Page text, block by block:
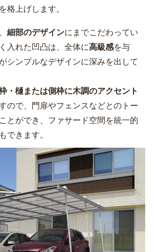
格上げします。
細部のデザインにまでこだわってい
入れた凹凸は、全体に高級感を与
シンプルなデザインに深みを出して
・樋または側枠に木調のアクセント
ので、門扉やフェンスなどとのトー
とができ、ファサード空間を統一的
できます。